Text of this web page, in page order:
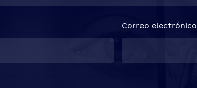
Correo electrónico